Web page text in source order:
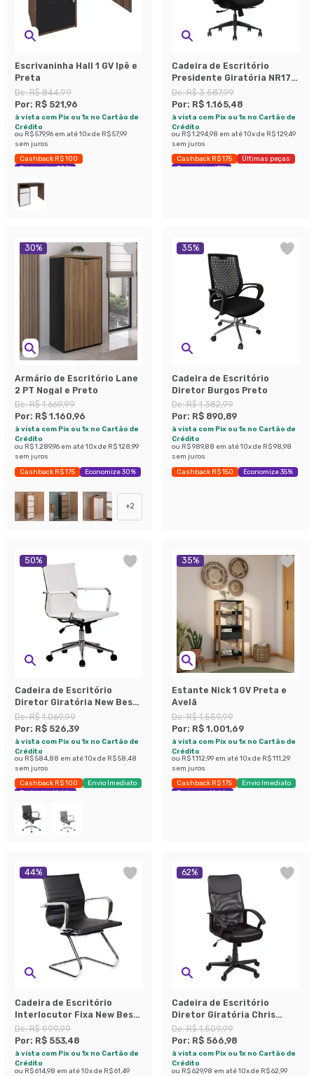
Escrivaninha Hall 1 GV Ipê e
Preta
De:R$ 844,99
Por: R$ 521,96
à vista com Pix ou 1x no Cartão de
Crédito
ou R$ 579,96 em até10x de R$ 57,99
sem juros
Cashback R$ 100
Economize 38%
Cadeira de Escritório
Presidente Giratória NR17
Lead Preta
De:R$ 3.587,99
Por: R$ 1.165,48
à vista com Pix ou 1x no Cartão de
Crédito
ou R$ 1.294,98 em até10x de R$ 129,49
sem juros
Cashback R$ 175
Últimas peças
Economize 67%
30%
Armário de Escritório Lane
2 PT Nogal e Preto
De:R$ 1.669,99
Por: R$ 1.160,96
à vista com Pix ou 1x no Cartão de
Crédito
ou R$ 1.289,96 em até10x de R$ 128,99
sem juros
Cashback R$ 175 Economize 30%
+2
35%
Cadeira de Escritório
Diretor Burgos Preto
De:R$ 1.382,99
Por: R$ 890,89
à vista com Pix ou 1x no Cartão de
Crédito
ou R$ 989,88 em até10x de R$ 98,98
sem juros
Cashback R$ 150 Economize 35%
50%
Cadeira de Escritório
Diretor Giratória New Best
Branca
De:R$ 1.069,99
Por: R$ 526,39
à vista com Pix ou 1x no Cartão de
Crédito
ou R$ 584,88 em até10x de R$ 58,48
sem juros
Cashback R$ 100
Envio Imediato
Exclusivo Mobly
35%
Estante Nick 1 GV Preta e
Avelã
De:R$ 1.559,99
Por: R$ 1.001,69
à vista com Pix ou 1x no Cartão de
Crédito
ou R$ 1.112,99 em até10x de R$ 111,29
sem juros
Cashback R$ 175
Envio Imediato
Exclusivo Mobly
44%
Cadeira de Escritório
Interlocutor Fixa New Best
Preta
De:R$ 999,99
Por: R$ 553,48
à vista com Pix ou 1x no Cartão de
Crédito
ou R$ 614,98 em até10x de R$ 61,49
62%
Cadeira de Escritório
Diretor Giratória Chris
Preta
De:R$ 1.509,99
Por: R$ 566,98
à vista com Pix ou 1x no Cartão de
Crédito
ou R$ 629,98 em até10x de R$ 62,99